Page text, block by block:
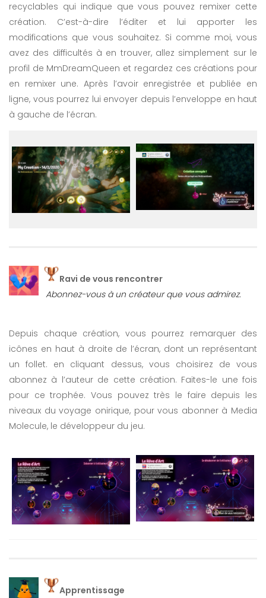
recyclables qui indique que vous pouvez remixer cette
création. C’est-à-dire l’éditer et lui apporter les
modifications que vous souhaitez. Si comme moi, vous
avez des difficultés à en trouver, allez simplement sur le
profil de MmDreamQueen et regardez ces créations pour
en remixer une. Après l’avoir enregistrée et publiée en
ligne, vous pourrez lui envoyer depuis l’enveloppe en haut
à gauche de l’écran.
Ravi de vous rencontrer
Abonnez-vous à un créateur que vous admirez.
Depuis chaque création, vous pourrez remarquer des
icônes en haut à droite de l’écran, dont un représentant
un follet. en cliquant dessus, vous choisirez de vous
abonnez à l’auteur de cette création. Faites-le une fois
pour ce trophée. Vous pouvez très le faire depuis les
niveaux du voyage onirique, pour vous abonner à Media
Molecule, le développeur du jeu.
Apprentissage